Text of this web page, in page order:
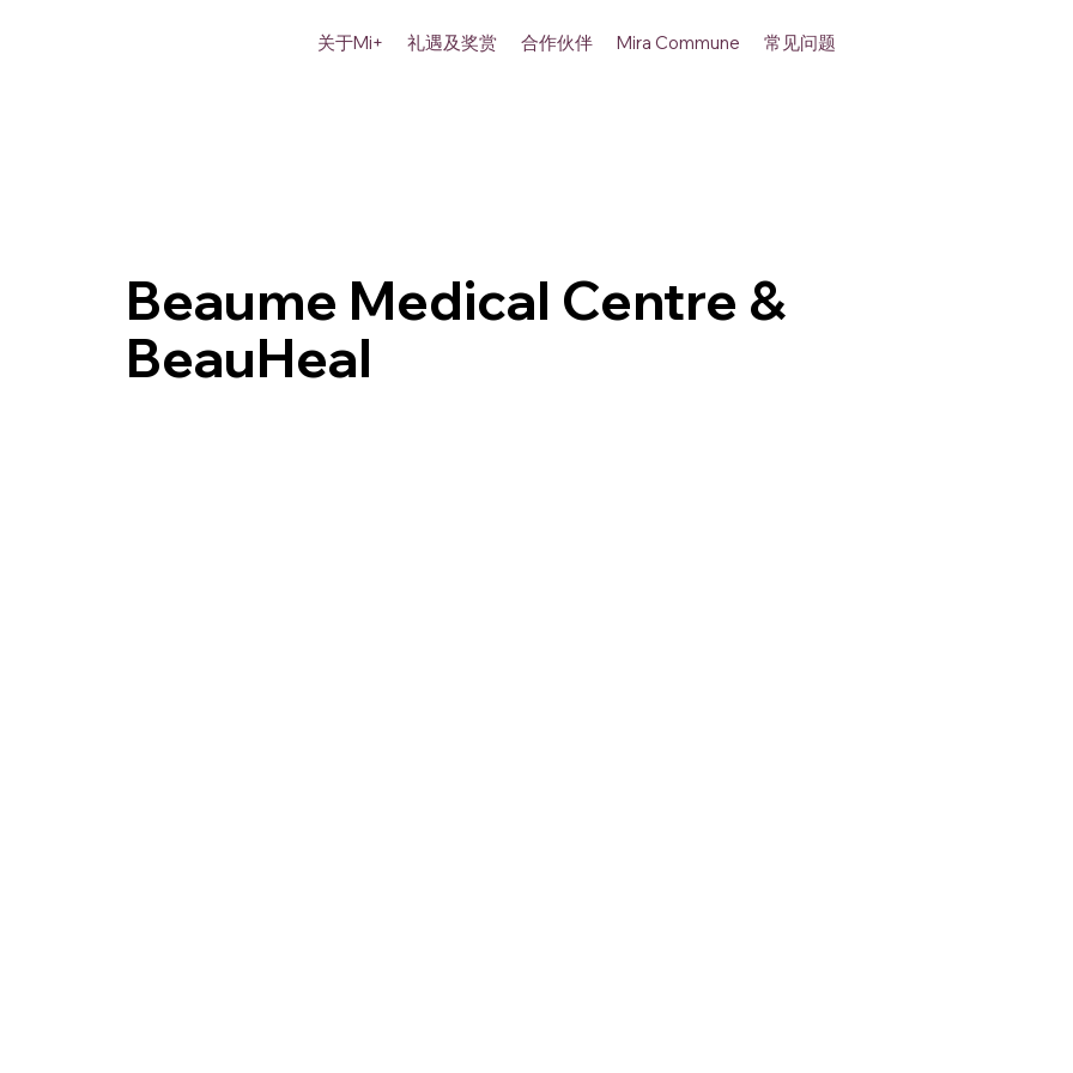
关于Mi+ 礼遇及奖赏 合作伙伴 Mira Commune 常见问题
Beaume Medical Centre &
BeauHeal